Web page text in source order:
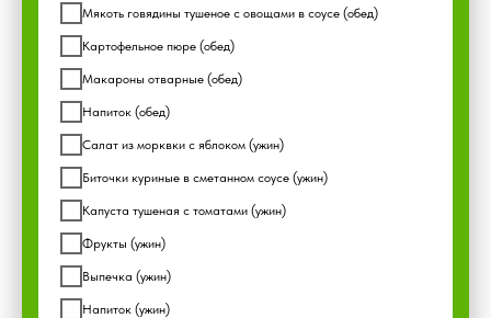
Мякоть говядины тушеное с овощами в соусе (обед)
Картофельное пюре (обед)
Макароны отварные (обед)
Напиток (обед)
Салат из морквки с яблоком (ужин)
Биточки куриные в сметанном соусе (ужин)
Капуста тушеная с томатами (ужин)
Фрукты (ужин)
Выпечка (ужин)
Напиток (ужин)